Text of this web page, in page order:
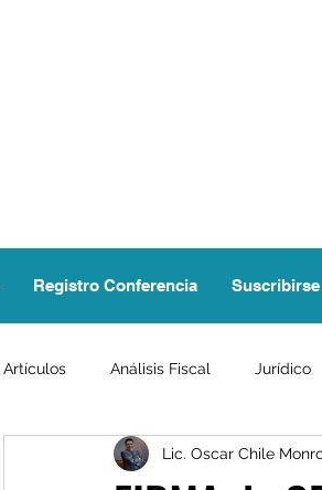
Registro Conferencia Suscribirse
Artículos Análisis Fiscal Jurídico
Lic. Oscar Chile